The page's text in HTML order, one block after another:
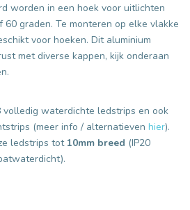
worden in een hoek voor uitlichten
60 graden. Te monteren op elke vlakke
voor hoeken. Dit aluminium
met diverse kappen, kijk onderaan
volledig waterdichte ledstrips en ook
(meer info / alternatieven hier).
ledstrips tot 10mm breed (IP20